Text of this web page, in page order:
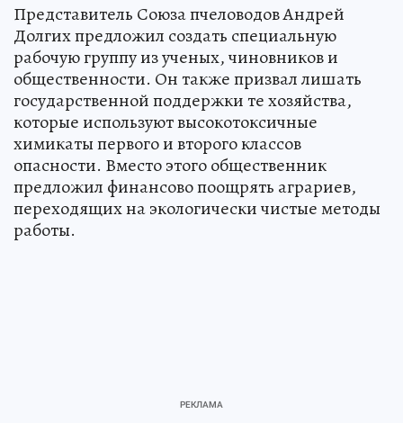
Представитель Союза пчеловодов Андрей
Долгих предложил создать специальную
рабочую группу из ученых, чиновников и
общественности. Он также призвал лишать
государственной поддержки те хозяйства,
которые используют высокотоксичные
химикаты первого и второго классов
опасности. Вместо этого общественник
предложил финансово поощрять аграриев,
переходящих на экологически чистые методы
работы.